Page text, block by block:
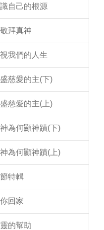
自己的根源
拜真神
我們的人生
慈愛的主(下)
慈愛的主(上)
為何顯神蹟(下)
為何顯神蹟(上)
特輯
回家
的幫助